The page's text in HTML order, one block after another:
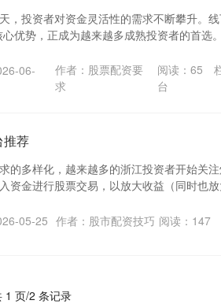
，投资者对资金灵活性的需求不断攀升。
优势，正成为越来越多成熟投资者的首选
06-
作者：股票配资要
求
阅读：65
台
推荐
的多样化，越来越多的浙江投资者开始关
资金进行股票交易，以放大收益（同时也
05-25 作者：股市配资技巧 阅读： 147
1 页/2 条记录